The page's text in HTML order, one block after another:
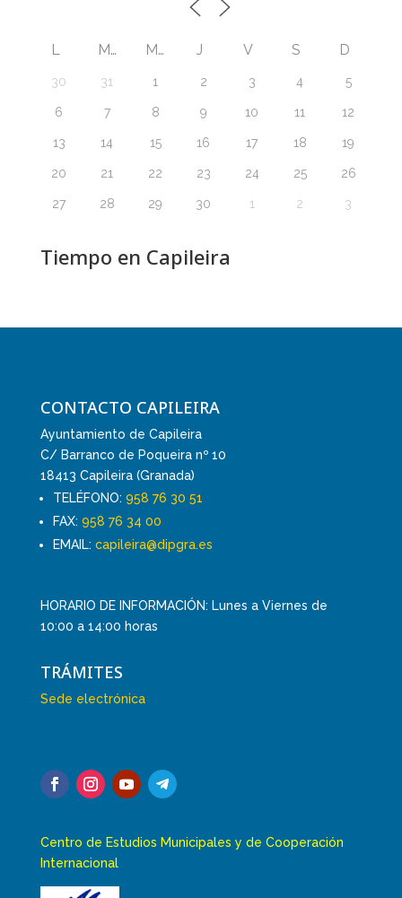
L M M J V S D
30 31 1 2 3 4 5
6 7 8 9 10 11 12
13 14 15 16 17 18 19
20 21 22 23 24 25 26
27 28 29 30 1 2 3
Tiempo en Capileira
CONTACTO CAPILEIRA
Ayuntamiento de Capileira
C/ Barranco de Poqueira nº 10
18413 Capileira (Granada)
TELÉFONO: 958 76 30 51
FAX: 958 76 34 00
EMAIL: capileira@dipgra.es
HORARIO DE INFORMACIÓN: Lunes a Viernes de
10:00 a 14:00 horas
TRÁMITES
Sede electrónica
Centro de Estudios Municipales y de Cooperación
Internacional